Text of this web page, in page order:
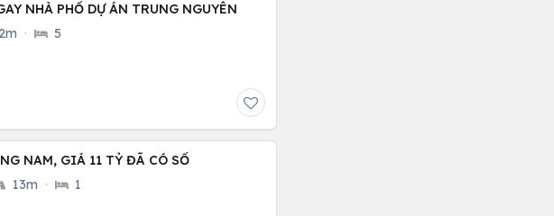
NHÀ PHỐ DỰ ÁN TRUNG NGUYÊN
· 5
NAM, GIÁ 11 TỶ ĐÃ CÓ SỔ
13m · 1